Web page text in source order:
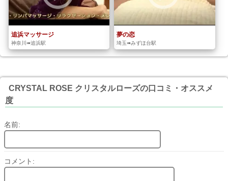
追浜マッサージ
神奈川➠追浜駅
夢の恋
埼玉➠みずほ台駅
CRYSTAL ROSE クリスタルローズの口コミ・オススメ
度
名前:
コメント: